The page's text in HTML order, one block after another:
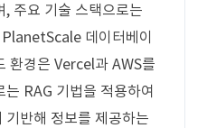
, 주요 기술 스택으로는
데이터베이
환경은 Vercel과 AWS를
RAG 기법을 적용하여
기반해 정보를 제공하는